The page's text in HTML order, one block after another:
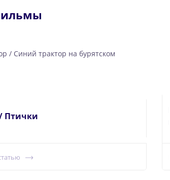
/ Синий трактор на бурятском
Птички